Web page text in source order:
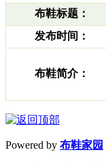
布鞋标题：
发布时间：
布鞋简介：
Powered by 布鞋家园